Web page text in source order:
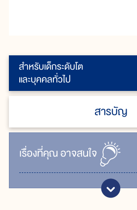
สำหรับเด็กระดับโต
และบุคคลทั่วไป
สารบัญ
เรื่ิองที่คุณอาจสนใจ